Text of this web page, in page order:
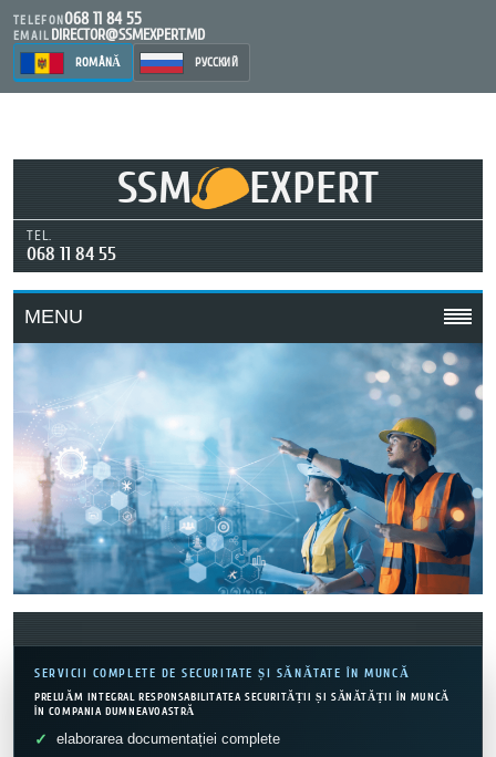
TELEFON068 11 84 55
EMAIL DIRECTOR@SSMEXPERT.MD
ROMÂNĂ РУССКИЙ
SSM EXPERT
TEL.
068 11 84 55
MENU
SERVICII COMPLETE DE SECURITATE ȘI SĂNĂTATE ÎN MUNCĂ
PRELUĂM INTEGRAL RESPONSABILITATEA SECURITĂȚII ȘI SĂNĂTĂȚII ÎN MUNCĂ
ÎN COMPANIA DUMNEAVOASTRĂ
elaborarea documentației complete